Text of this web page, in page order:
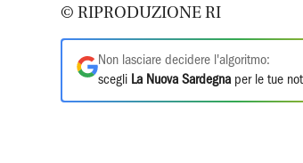
© RIPRODUZIONE RI
Non lasciare decidere l'algoritmo:
scegli La Nuova Sardegna per le tue